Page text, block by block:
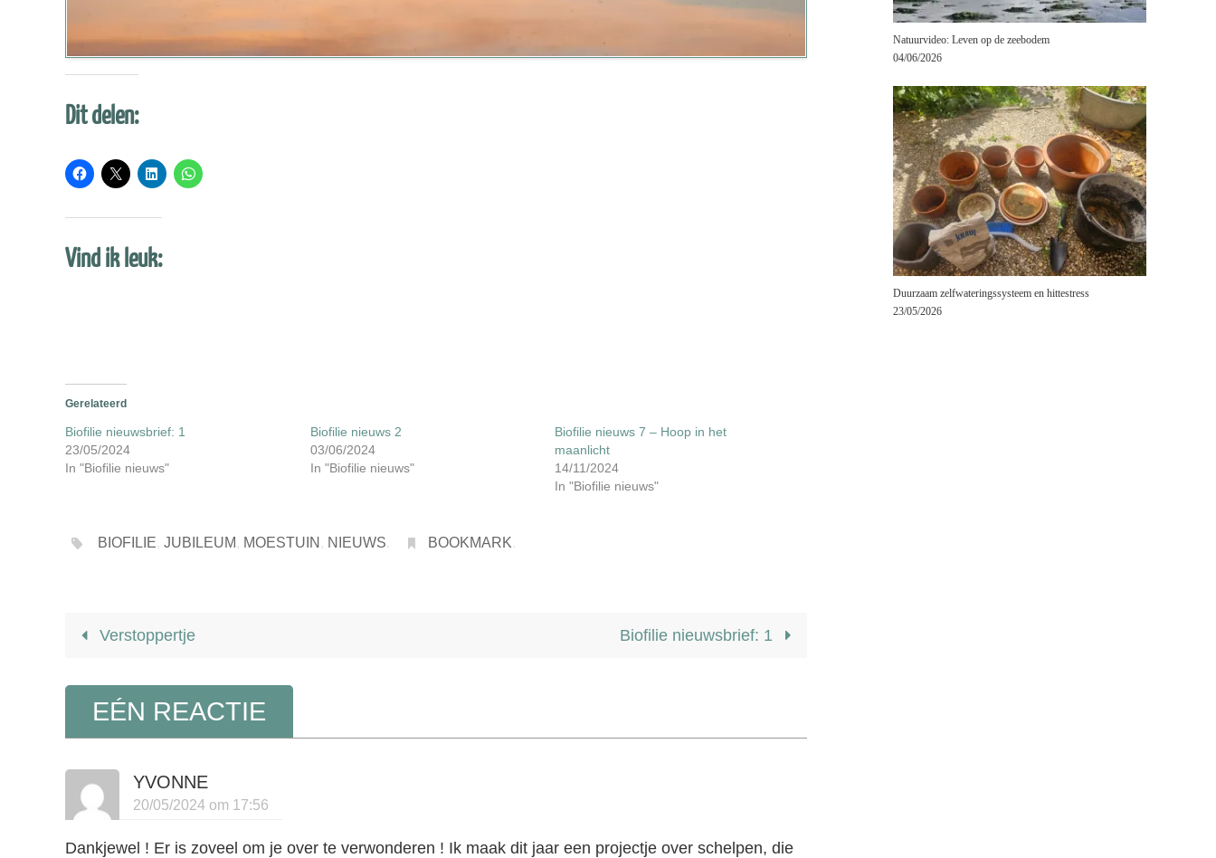
Dit delen:
Vind ik leuk:
Gerelateerd
Biofilie nieuwsbrief: 1
23/05/2024
In "Biofilie nieuws"
Biofilie nieuws 2
03/06/2024
In "Biofilie nieuws"
Biofilie nieuws 7 – Hoop in het
maanlicht
14/11/2024
In "Biofilie nieuws"
BIOFILIE, JUBILEUM , MOESTUIN , NIEUWS. BOOKMARK.
Verstoppertje Biofilie nieuwsbrief: 1
EÉN REACTIE
YVONNE
20/05/2024 om 17:56
Dankjewel ! Er is zoveel om je over te verwonderen ! Ik maak dit jaar een projectje over schelpen, die
Natuurvideo: Leven op de zeebodem
04/06/2026
Duurzaam zelfwateringssysteem en hittestress
23/05/2026